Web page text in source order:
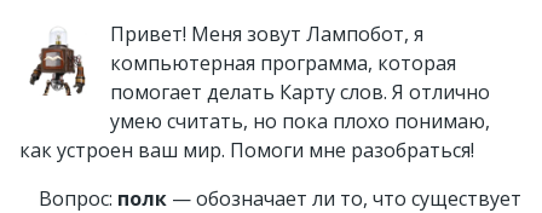
Привет! Меня зовут Лампобот, я
компьютерная программа, которая
помогает делать Карту слов. Я отлично
умею считать, но пока плохо понимаю,
как устроен ваш мир. Помоги мне разобраться!
Вопрос: полк — обозначает ли то, что существует